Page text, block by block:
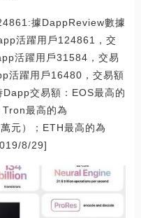
據DappReview數據
活躍用戶124861，交
活躍用戶31584，交易
活躍用戶16480，交易額
交易額：EOS最高的
Tron最高的為
元）；ETH最高的為
8/29]